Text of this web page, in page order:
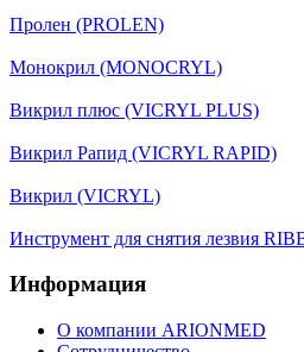
Пролен (PROLEN)
Монокрил (MONOCRYL)
Викрил плюс (VICRYL PLUS)
Викрил Рапид (VICRYL RAPID)
Викрил (VICRYL)
Инструмент для снятия лезвия
Информация
О компании ARIONMED